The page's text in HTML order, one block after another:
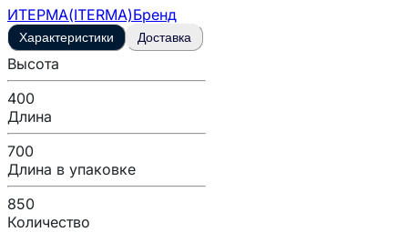
ИТЕРМА(ITERMA)Бренд
Характеристики Доставка
Высота
400
Длина
700
Длина в упаковке
850
Количество